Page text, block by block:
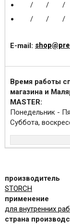
/ / /
/
/ /
E-mail:
Время работы
магазина и
MASTER:
Понедельник -
Суббота,
производитель
STORCH
применение
для внутренних
страна